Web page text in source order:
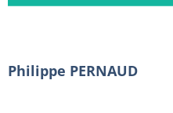
Philippe PERNAUD